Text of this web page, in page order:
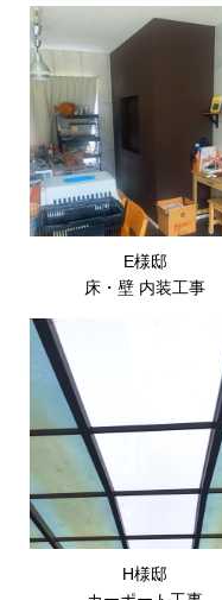
E様邸
床・壁 内装工事
H様邸